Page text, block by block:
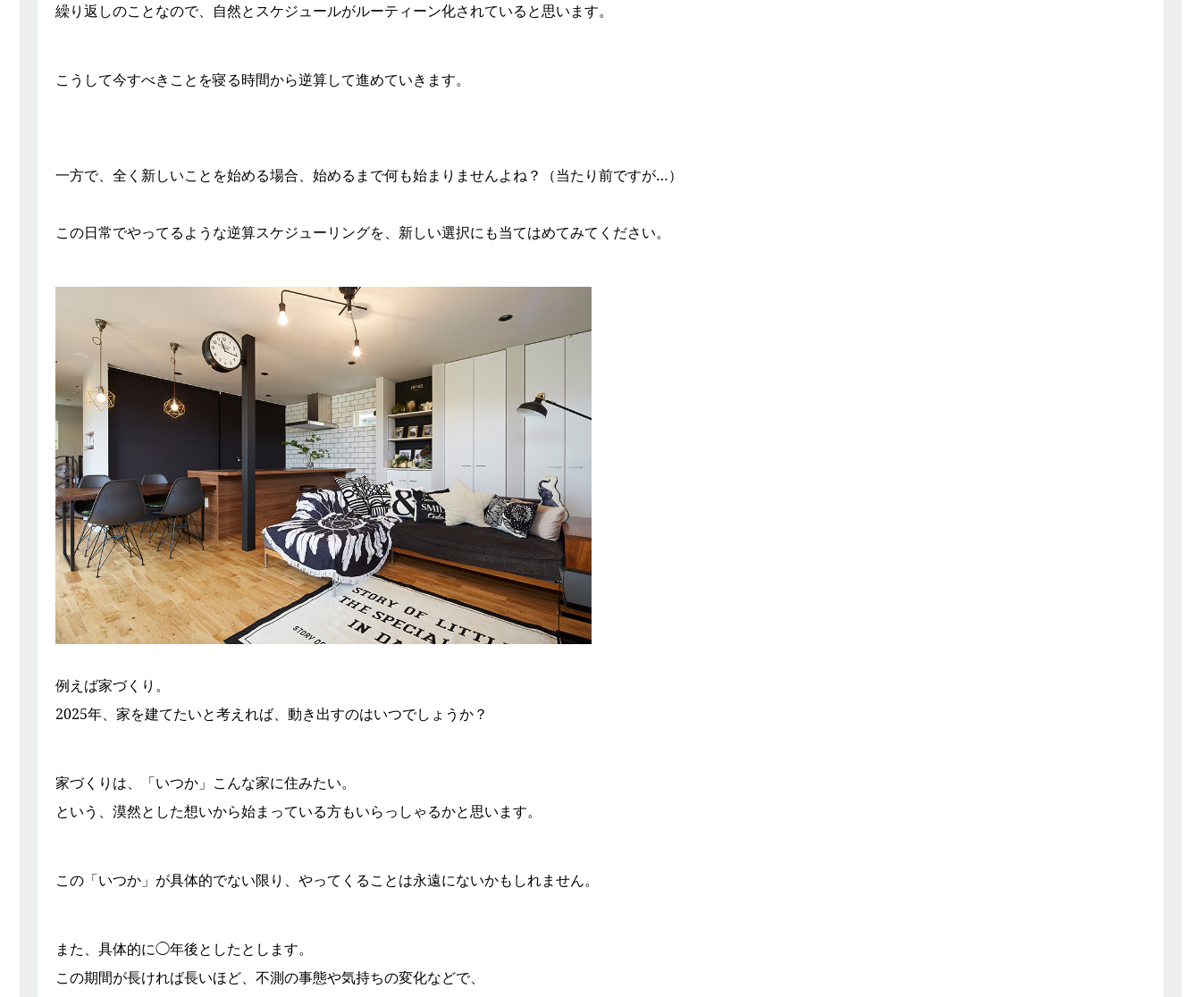
繰り返しのことなので、自然とスケジュールがルーティーン化されていると思います。
こうして今すべきことを寝る時間から逆算して進めていきます。
一方で、全く新しいことを始める場合、始めるまで何も始まりませんよね？（当たり前ですが…）
この日常でやってるような逆算スケジューリングを、新しい選択にも当てはめてみてください。
例えば家づくり。
2025年、家を建てたいと考えれば、動き出すのはいつでしょうか？
家づくりは、「いつか」こんな家に住みたい。
という、漠然とした想いから始まっている方もいらっしゃるかと思います。
この「いつか」が具体的でない限り、やってくることは永遠にないかもしれません。
また、具体的に◯年後としたとします。
この期間が長ければ長いほど、不測の事態や気持ちの変化などで、